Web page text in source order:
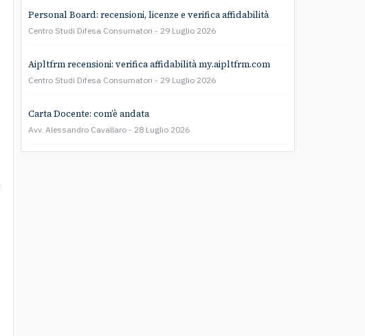
Personal Board: recensioni, licenze e verifica affidabilità
Centro Studi Difesa Consumatori 29 Luglio 2026
Aipltfrm recensioni: verifica affidabilità my.aipltfrm.com
Centro Studi Difesa Consumatori 29 Luglio 2026
Carta Docente: com’è andata
Avv. Alessandro Cavallaro 28 Luglio 2026